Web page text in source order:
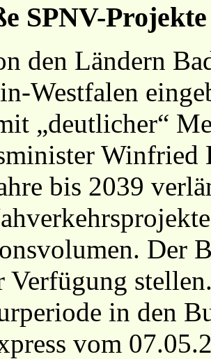
SPNV-
den Ländern
Westfalen
„deutlicher“
Winfried
bis 2039
Der
Verfügung
in den
vom